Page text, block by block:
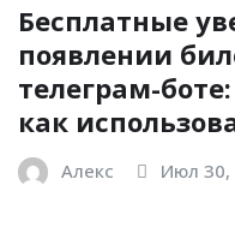
Бесплатные
появлении
телеграм-
как
Алекс Июл 30,